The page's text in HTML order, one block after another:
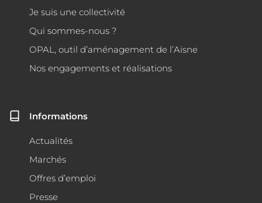
Je suis une collectivité
Qui sommes-nous ?
OPAL, outil d’aménagement de l’Aisne
Nos engagements et réalisations
Informations
Actualités
Marchés
Offres d’emploi
Presse